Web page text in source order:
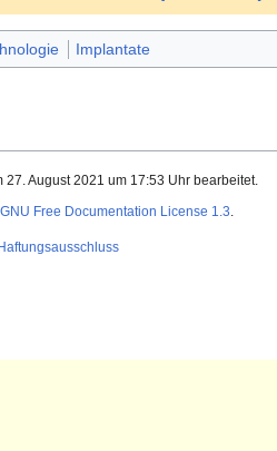
Implantate
27. August 2021 um 17:53 Uhr bearbeitet.
GNU Free Documentation License 1.3.
Haftungsausschluss